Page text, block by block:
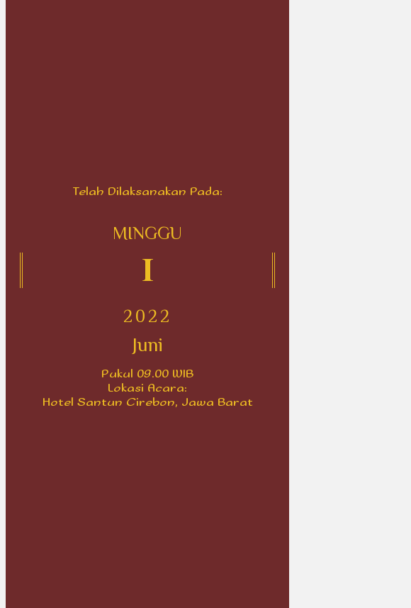
Telah Dilaksanakan Pada:
MINGGU
1
2022
Juni
Pukul 09.00 WIB
Lokasi Acara:
Hotel Santun Cirebon, Jawa Barat